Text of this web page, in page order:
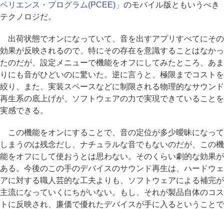
ペリエンス・プログラム(PCEE)」 のモバイル版ともいうべき
テクノロジだ。
出荷状態でオンになっていて、音を出すアプリすべてにその
効果が反映されるので、特にその存在を意識することはなかっ
たのだが、設定メニューで機能をオフにしてみたところ、あま
りにも音がひどいのに驚いた。逆に言うと、極限までコストを
絞り、また、実装スペースなどに制限される物理的なサウンド
再生系の底上げが、ソフトウェアの力で実現できていることを
実感できる。
この機能をオンにすることで、音の定位が多少曖昧になって
しまうのは残念だし、ナチュラルな音でもないのだが、この機
能をオフにして使おうとは思わない。そのくらい劇的な効果が
ある。今後のこの手のデバイスのサウンド再生は、ハードウェ
アに対する職人芸的な工夫よりも、ソフトウェアによる補完が
主流になっていくにちがいない。もし、それが製品自体のコス
トに反映され、廉価で優れたデバイスが手に入るということで